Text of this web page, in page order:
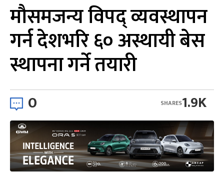
मौसमजन्य विपद् व्यवस्थापन
गर्न देशभरि ६० अस्थायी बेस
स्थापना गर्ने तयारी
0 1.9K
SHARES